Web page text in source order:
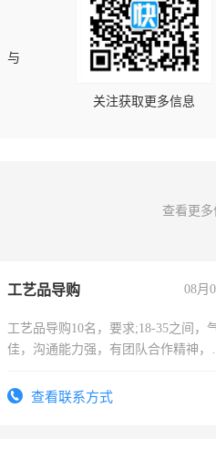
与
关注获取更多信息
查看更多
工艺品导购 08月
工艺品导购10名，要求;18-35之间，
佳，沟通能力强，有团队合作精神，
查看联系方式